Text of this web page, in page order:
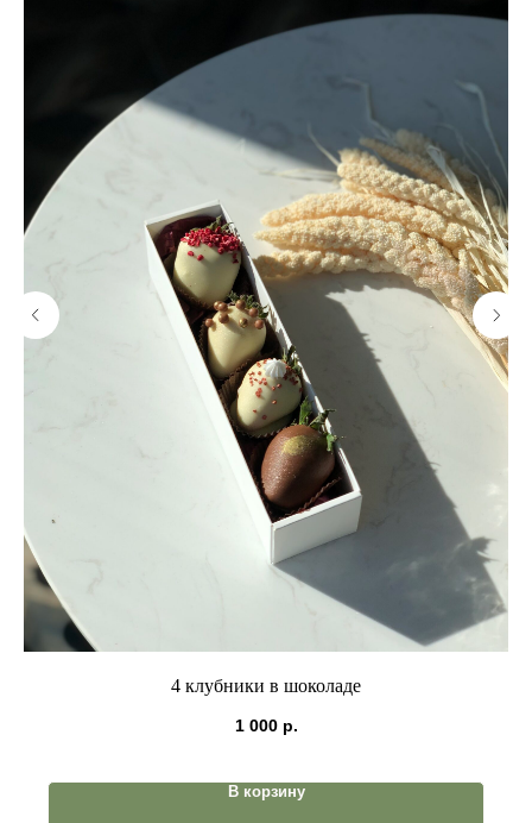
4 клубники в шоколаде
1 000 р.
В корзину